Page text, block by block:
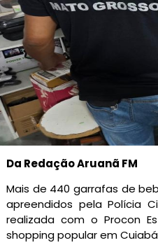
Da Redação Aruanã FM
Mais de 440 garrafas de
apreendidos pela Polícia
realizada com o Procon
shopping popular em